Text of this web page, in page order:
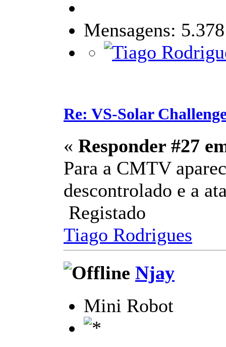
Mensagens: 5.378
Re: VS-Solar
« Responder #27
Para a CMTV
descontrolado e a
Registado
Tiago Rodrigues
Njay
Mini Robot